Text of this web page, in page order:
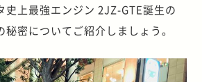
史上最強エンジン 2JZ-GTE誕生の
密についてご紹介しましょう。